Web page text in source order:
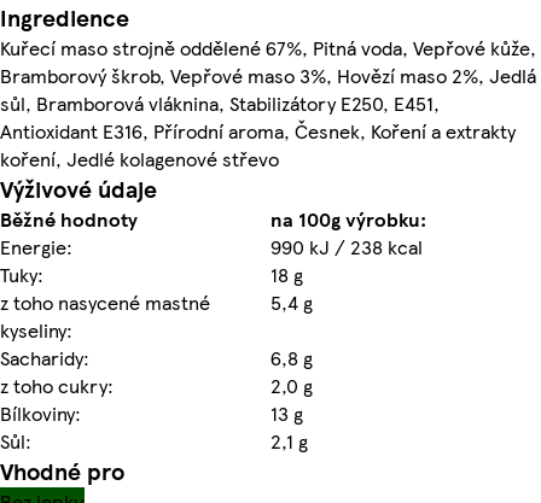
Ingredience
Kuřecí maso strojně oddělené 67%, Pitná voda, Vepřové kůže,
Bramborový škrob, Vepřové maso 3%, Hovězí maso 2%, Jedlá
sůl, Bramborová vláknina, Stabilizátory E250, E451,
Antioxidant E316, Přírodní aroma, Česnek, Koření a extrakty
koření, Jedlé kolagenové střevo
Výživové údaje
Běžné hodnoty
na 100g výrobku:
Energie:
990 kJ / 238 kcal
Tuky:
18 g
z toho nasycené mastné
kyseliny:
5,4 g
Sacharidy:
6,8 g
z toho cukry:
2,0 g
Bílkoviny:
13 g
Sůl:
2,1 g
Vhodné pro